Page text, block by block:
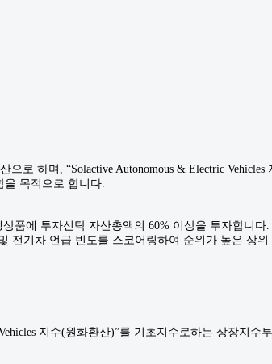
로 하며, “Solactive Autonomous & Electric
을 목적으로 합니다.
에 투자신탁 자산총액의 60% 이상을 투자합니다.
전기차 언급 빈도를 스코어링하여 순위가 높은 상
지수(원화환산)”를 기초지수로하는 상장지수